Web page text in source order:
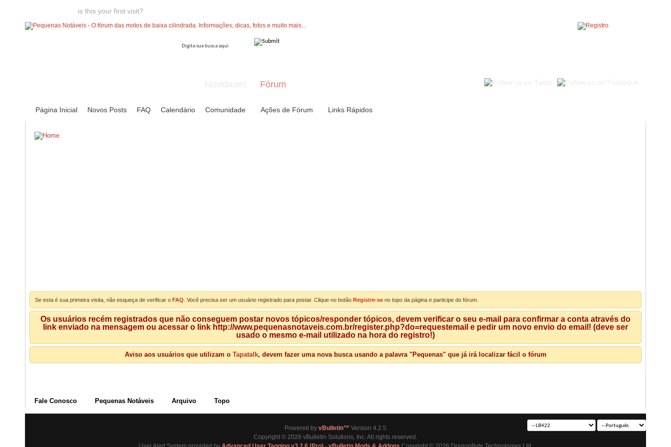
is this your first visit?
Fórum
Página Inicial Novos Posts FAQ Calendário Comunidade Ações de Fórum Links Rápidos
Se esta é sua primeira visita, não esqueça de verificar o FAQ . Você precisa ser um usuário registrado para postar. Clique no botão Registre-se no topo da página e participe do fórum.
Os usuários recém registrados que não conseguem postar novos tópicos/responder tópicos, devem verificar o seu e-mail para confirmar a conta através do
link enviado na mensagem ou acessar o link http://www.pequenasnotaveis.com.br/register.php?do=requestemail e pedir um novo envio do email! (deve ser
usado o mesmo e-mail utilizado na hora do registro!)
Aviso aos usuários que utilizam o Tapatalk, devem fazer uma nova busca usando a palavra "Pequenas" que já irá localizar fácil o fórum
Fale Conosco Pequenas Notáveis Arquivo Topo
Powered by vBulletin™ Version 4.2.5
Copyright © 2026 vBulletin Solutions, Inc. All rights reserved.